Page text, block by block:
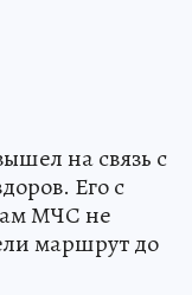
на связь с
Его с
МЧС не
маршрут до